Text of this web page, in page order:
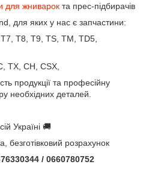
для жниварок та прес-підбирачів
для яких у нас є запчастини:
T8, T9, TS, TM, TD5,
TX, CH, CSX,
продукції та професійну
необхідних деталей.
Україні 🚚
безготівковий розрахунок
/ 0660780752